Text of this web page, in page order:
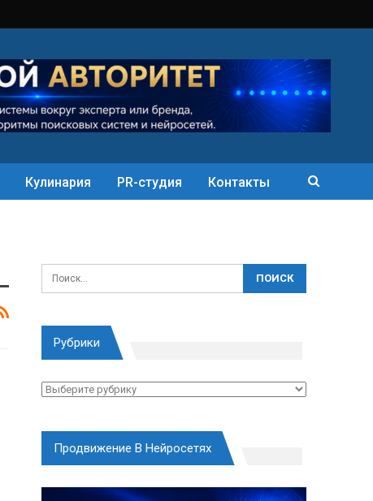
Кулинария PR-студия Контакты
Рубрики
Рубрики
Продвижение В Нейросетях